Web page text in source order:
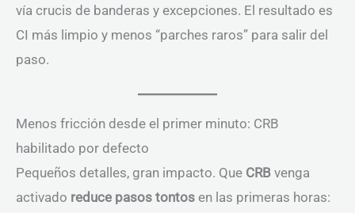
vía crucis de banderas y excepciones. El resultado es
CI más limpio y menos “parches raros” para salir del
paso.
Menos fricción desde el primer minuto: CRB
habilitado por defecto
Pequeños detalles, gran impacto. Que CRB venga
activado reduce pasos tontos en las primeras horas: